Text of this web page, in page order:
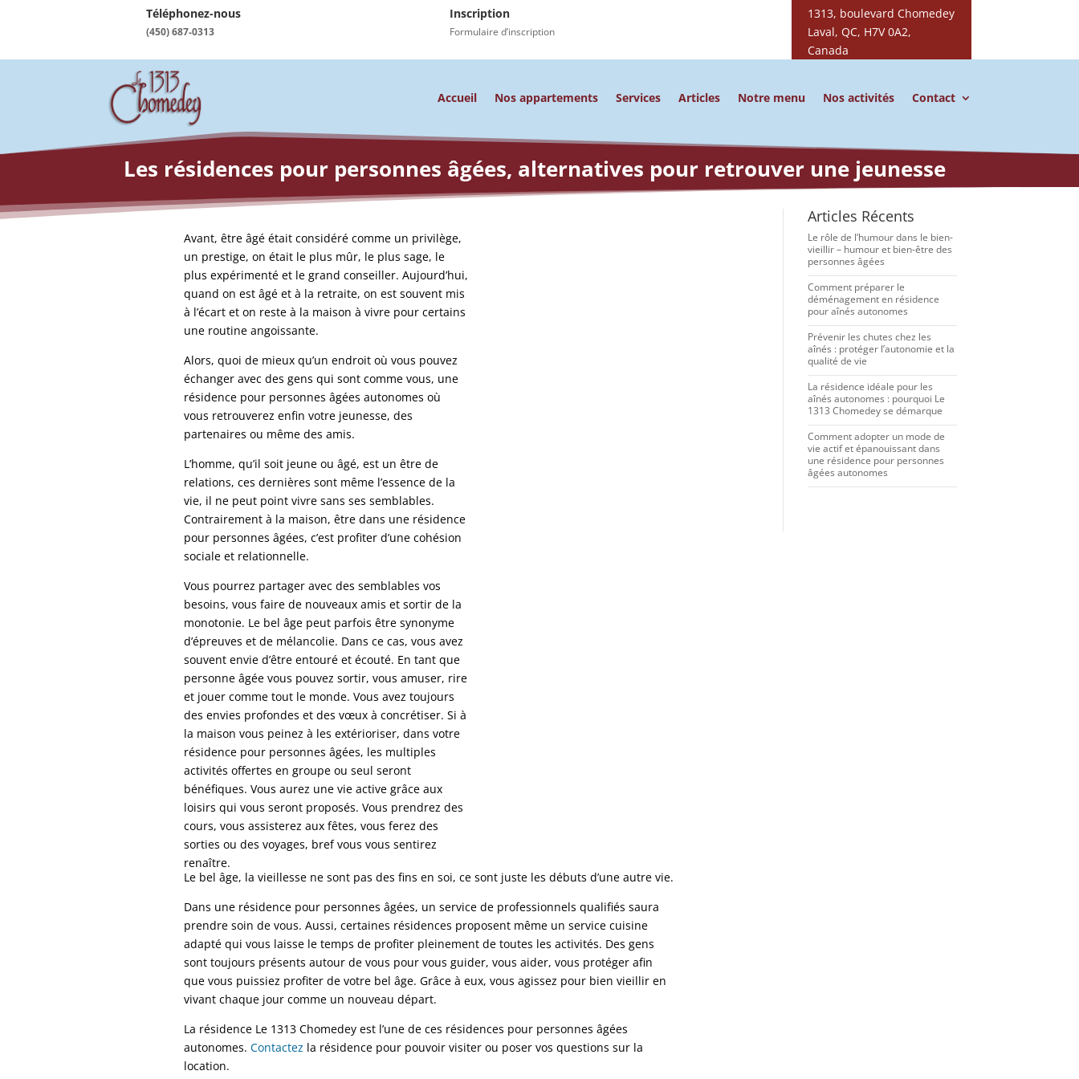
Téléphonez-nous
(450) 687-0313
Inscription
Formulaire d’inscription
1313, boulevard Chomedey
Laval, QC, H7V 0A2,
Canada
Accueil Nos appartements Services Articles Notre menu Nos activités Contact
Les résidences pour personnes âgées, alternatives pour retrouver une jeunesse
Avant, être âgé était considéré comme un privilège,
un prestige, on était le plus mûr, le plus sage, le
plus expérimenté et le grand conseiller. Aujourd’hui,
quand on est âgé et à la retraite, on est souvent mis
à l’écart et on reste à la maison à vivre pour certains
une routine angoissante.
Alors, quoi de mieux qu’un endroit où vous pouvez
échanger avec des gens qui sont comme vous, une
résidence pour personnes âgées autonomes où
vous retrouverez enfin votre jeunesse, des
partenaires ou même des amis.
L’homme, qu’il soit jeune ou âgé, est un être de
relations, ces dernières sont même l’essence de la
vie, il ne peut point vivre sans ses semblables.
Contrairement à la maison, être dans une résidence
pour personnes âgées, c’est profiter d’une cohésion
sociale et relationnelle.
Vous pourrez partager avec des semblables vos
besoins, vous faire de nouveaux amis et sortir de la
monotonie. Le bel âge peut parfois être synonyme
d’épreuves et de mélancolie. Dans ce cas, vous avez
souvent envie d’être entouré et écouté. En tant que
personne âgée vous pouvez sortir, vous amuser, rire
et jouer comme tout le monde. Vous avez toujours
des envies profondes et des vœux à concrétiser. Si à
la maison vous peinez à les extérioriser, dans votre
résidence pour personnes âgées, les multiples
activités offertes en groupe ou seul seront
bénéfiques. Vous aurez une vie active grâce aux
loisirs qui vous seront proposés. Vous prendrez des
cours, vous assisterez aux fêtes, vous ferez des
sorties ou des voyages, bref vous vous sentirez
renaître.
Le bel âge, la vieillesse ne sont pas des fins en soi, ce sont juste les débuts d’une autre vie.
Dans une résidence pour personnes âgées, un service de professionnels qualifiés saura
prendre soin de vous. Aussi, certaines résidences proposent même un service cuisine
adapté qui vous laisse le temps de profiter pleinement de toutes les activités. Des gens
sont toujours présents autour de vous pour vous guider, vous aider, vous protéger afin
que vous puissiez profiter de votre bel âge. Grâce à eux, vous agissez pour bien vieillir en
vivant chaque jour comme un nouveau départ.
La résidence Le 1313 Chomedey est l’une de ces résidences pour personnes âgées
autonomes. Contactez la résidence pour pouvoir visiter ou poser vos questions sur la
location.
Articles Récents
Le rôle de l’humour dans le bien-
vieillir – humour et bien-être des
personnes âgées
Comment préparer le
déménagement en résidence
pour aînés autonomes
Prévenir les chutes chez les
aînés : protéger l’autonomie et la
qualité de vie
La résidence idéale pour les
aînés autonomes : pourquoi Le
1313 Chomedey se démarque
Comment adopter un mode de
vie actif et épanouissant dans
une résidence pour personnes
âgées autonomes